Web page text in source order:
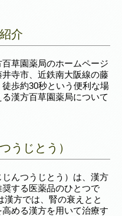
介
草園薬局のホームページ
寺市、近鉄南大阪線の藤
歩約30秒という便利な場
漢方百草園薬局について
うじとう）
んつうじとう）は、漢方
する医薬品のひとつで
漢方では、腎の衰えとと
める漢方を用いて治療す